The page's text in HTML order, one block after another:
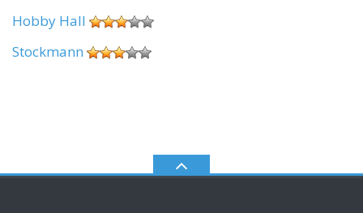
Hobby Hall
Stockmann